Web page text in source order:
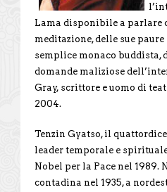
Lama disponibile a parlare
meditazione, delle sue
semplice monaco buddista,
domande maliziose
Gray, scrittore e uomo di
2004.
Tenzin Gyatso, il
leader temporale e
Nobel per la Pace nel 1989.
contadina nel 1935, a